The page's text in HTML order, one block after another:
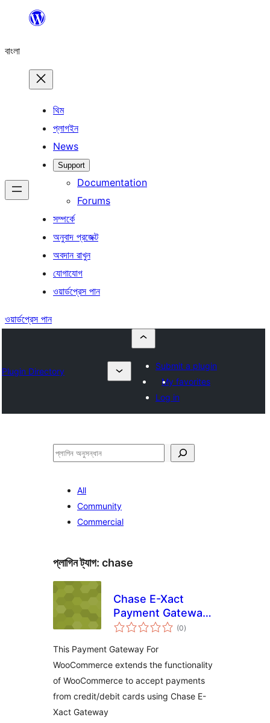
যান
বাংলা
থিম
প্লাগইন
News
Support
Documentation
Forums
সম্পর্কে
অনুবাদ প্রজেক্ট
অবদান রাখুন
যোগাযোগ
ওয়ার্ডপ্রেস পান
ওয়ার্ডপ্রেস পান
Plugin Directory
Submit a plugin
My favorites
Log in
অনুসন্ধান
All
Community
Commercial
প্লাগিন ট্যাগ: chase
Chase E-Xact
Payment Gateway
For WooCommerce
(0total
ratings
)
This Payment Gateway For
WooCommerce extends the functionality
of WooCommerce to accept payments
from credit/debit cards using Chase E-
Xact Gateway